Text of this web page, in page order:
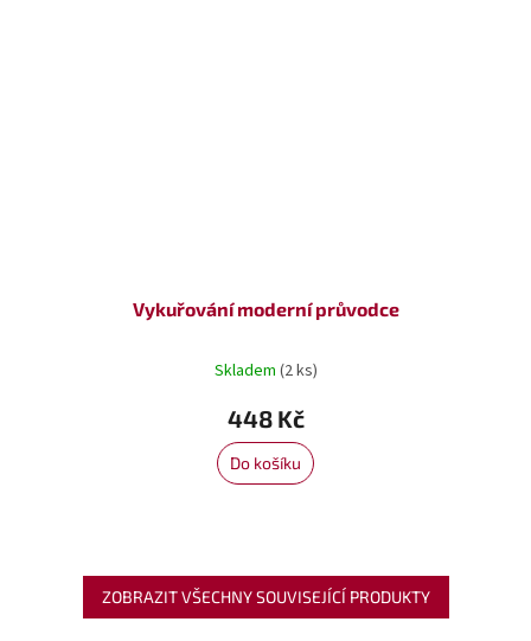
Vykuřování moderní průvodce
Skladem (2 ks)
448 Kč
Do košíku
ZOBRAZIT VŠECHNY SOUVISEJÍCÍ PRODUKTY